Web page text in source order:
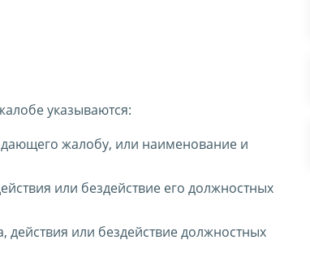
указываются:
жалобу, или наименование и
или бездействие его должностных
действия или бездействие должностных